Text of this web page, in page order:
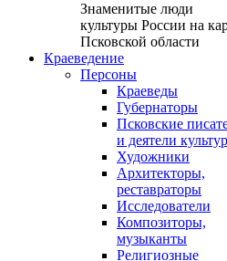
Знаменитые люди
культуры России на
Псковской области
Краеведение
Персоны
Краеведы
Губернаторы
Псковские
и деятели
Художники
Архитекторы,
реставраторы
Исследователи
Композиторы,
музыканты
Религиозные